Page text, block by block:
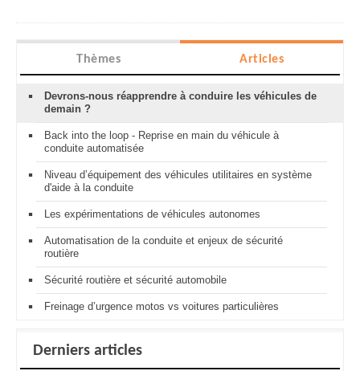
Thèmes Articles
Devrons-nous réapprendre à conduire les véhicules de
demain ?
Back into the loop - Reprise en main du véhicule à
conduite automatisée
Niveau d’équipement des véhicules utilitaires en système
d'aide à la conduite
Les expérimentations de véhicules autonomes
Automatisation de la conduite et enjeux de sécurité
routière
Sécurité routière et sécurité automobile
Freinage d’urgence motos vs voitures particulières
Derniers articles